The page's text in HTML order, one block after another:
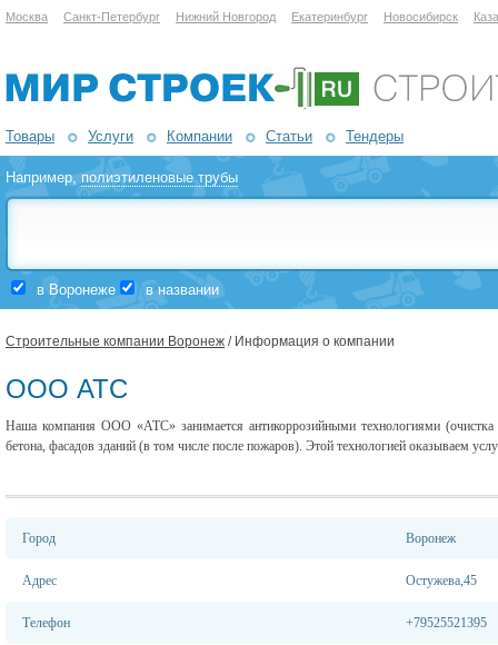
Москва Санкт-Петербург Нижний Новгород Екатеринбург Новосибирск
Товары Услуги Компании Статьи Тендеры
Например,полиэтиленовые трубы
в Воронеже в названии
Строительные компании Воронеж / Информация о компании
ООО АТС
Наша компания ООО «АТС» занимается антикоррозийными технологиями
бетона, фасадов зданий (в том числе после пожаров). Этой технологией оказываем
Город Воронеж
Адрес Остужева,45
Телефон +79525521395